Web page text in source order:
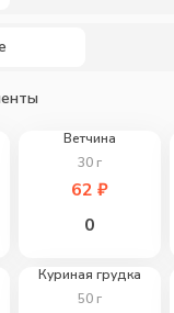
Ветчина
30г
62 ₽
0
Куриная грудка
50г